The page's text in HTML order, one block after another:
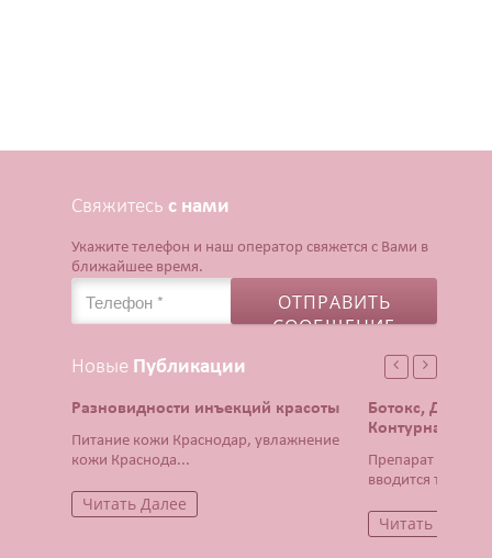
Свяжитесь с нами
Укажите телефон и наш оператор свяжется с Вами в
ближайшее время.
Новые Публикации
Разновидности инъекций красоты
Питание кожи Краснодар, увлажнение
кожи Краснода...
Читать Далее
Ботокс,
Контурная
Препарат Ботокс
вводится тонча...
Читать Далее